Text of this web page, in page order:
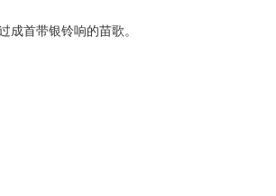
成首带银铃响的苗歌。